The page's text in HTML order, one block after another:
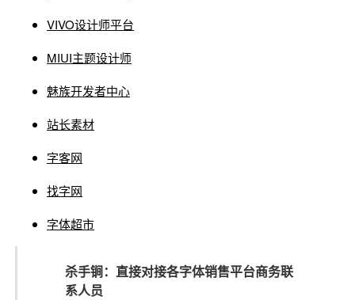
VIVO设计师平台
MIUI主题设计师
魅族开发者中心
站长素材
字客网
找字网
字体超市
杀手锏：直接对接各字体销售平台商务联
系人员